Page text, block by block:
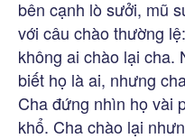
bên cạnh lò sưởi, mũ
với câu chào thường
không ai chào lại cha.
biết họ là ai, nhưng
Cha đứng nhìn họ vài
khổ. Cha chào lại